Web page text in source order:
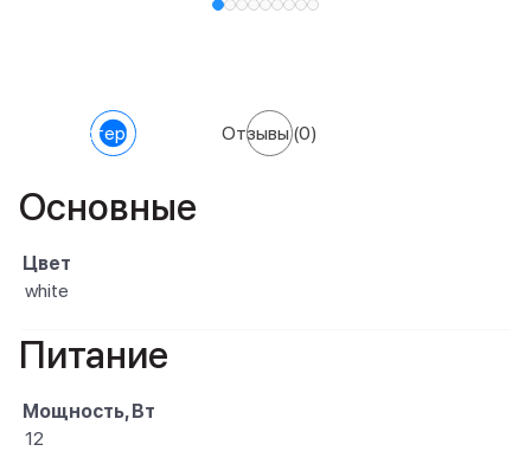
Характеристики Отзывы(0)
Основные
Цвет
white
Питание
Мощность, Вт
12